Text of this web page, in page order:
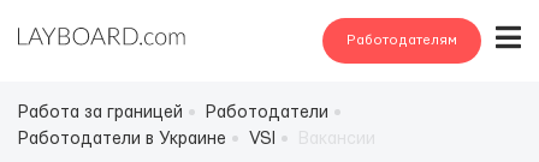
Работодателям
Работа за границей
Работодатели
Работодатели в Украине
VSI